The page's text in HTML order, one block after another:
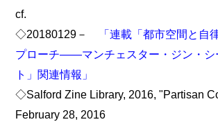
cf.
◇20180129－
「連載「都市空間と自
プローチ――マンチェスター・ジン・シ
ト」関連情報」
◇Salford Zine Library, 2016, "Partisan
February 28, 2016